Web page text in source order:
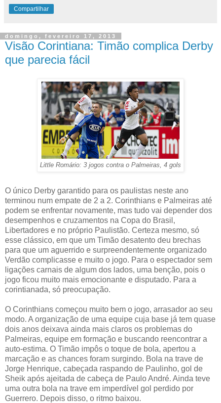
Compartilhar
domingo, fevereiro 17, 2013
Visão Corintiana: Timão complica Derby
que parecia fácil
Little Romário: 3 jogos contra o Palmeiras, 4 gols
O único Derby garantido para os paulistas neste ano
terminou num empate de 2 a 2. Corinthians e Palmeiras até
podem se enfrentar novamente, mas tudo vai depender dos
desempenhos e cruzamentos na Copa do Brasil,
Libertadores e no próprio Paulistão. Certeza mesmo, só
esse clássico, em que um Timão desatento deu brechas
para que um aguerrido e surpreendentemente organizado
Verdão complicasse e muito o jogo. Para o espectador sem
ligações carnais de algum dos lados, uma benção, pois o
jogo ficou muito mais emocionante e disputado. Para a
corintianada, só preocupação.
O Corinthians começou muito bem o jogo, arrasador ao seu
modo. A organização de uma equipe cuja base já tem quase
dois anos deixava ainda mais claros os problemas do
Palmeiras, equipe em formação e buscando reencontrar a
auto-estima. O Timão impôs o toque de bola, apertou a
marcação e as chances foram surgindo. Bola na trave de
Jorge Henrique, cabeçada raspando de Paulinho, gol de
Sheik após ajeitada de cabeça de Paulo André. Ainda teve
uma outra bola na trave em imperdível gol perdido por
Guerrero. Depois disso, o ritmo baixou.